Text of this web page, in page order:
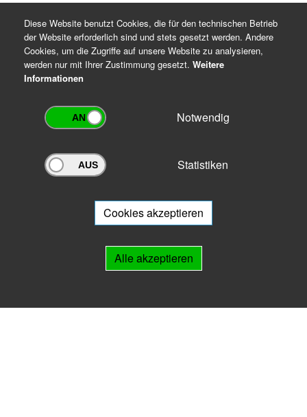
Archivportal Thüringen
Ihnen beratend zur Seite.
Diese Website benutzt Cookies, die für den technischen Betrieb
der Website erforderlich sind und stets gesetzt werden. Andere
Cookies, um die Zugriffe auf unsere Website zu analysieren,
werden nur mit Ihrer Zustimmung gesetzt. Weitere
Informationen
Notwendig
Statistiken
Cookies akzeptieren
Alle akzeptieren